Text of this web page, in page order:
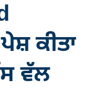
ਕੀਤਾ
ਵੱਲ